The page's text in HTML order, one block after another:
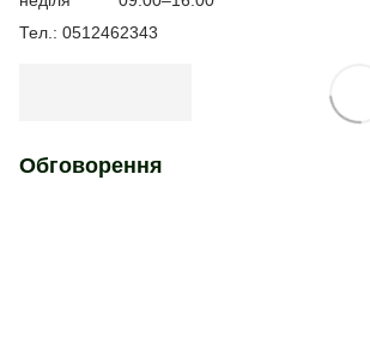
Тел.: 0512462343
Обговорення